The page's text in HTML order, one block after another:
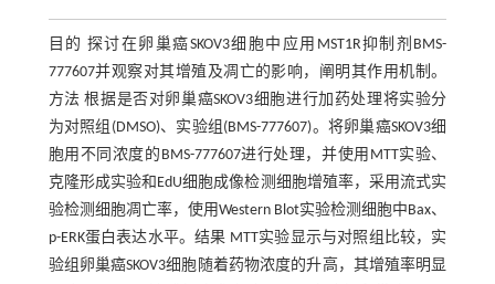
目的 探讨在卵巢癌SKOV3细胞中应用MST1R抑制剂BMS-
777607并观察对其增殖及凋亡的影响，阐明其作用机制。
方法 根据是否对卵巢癌SKOV3细胞进行加药处理将实验分
为对照组(DMSO)、实验组(BMS-777607)。将卵巢癌SKOV3细
胞用不同浓度的BMS-777607进行处理，并使用MTT实验、
克隆形成实验和EdU细胞成像检测细胞增殖率，采用流式实
验检测细胞凋亡率，使用Western Blot实验检测细胞中Bax、
p-ERK蛋白表达水平。结果 MTT实验显示与对照组比较，实
验组卵巢癌SKOV3细胞随着药物浓度的升高，其增殖率明显